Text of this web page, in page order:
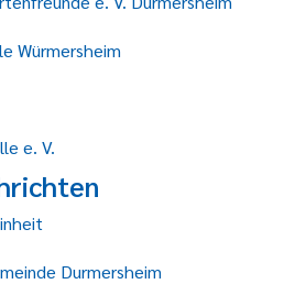
Würmersheim
e. V.
Durmersheim